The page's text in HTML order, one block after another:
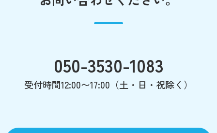
050-3530-1083
受付時間12:00〜17:00（土・日・祝除く）